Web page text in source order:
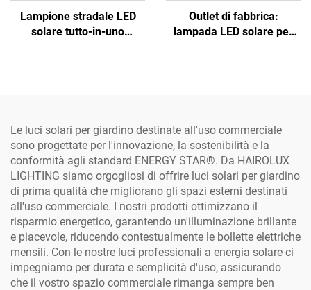
Lampione stradale LED
solare tutto-in-uno
Outlet di fabbrica:
lampada LED solare per
Le luci solari per giardino destinate all'uso commerciale
sono progettate per l'innovazione, la sostenibilità e la
conformità agli standard ENERGY STAR®. Da HAIROLUX
LIGHTING siamo orgogliosi di offrire luci solari per giardino
di prima qualità che migliorano gli spazi esterni destinati
all'uso commerciale. I nostri prodotti ottimizzano il
risparmio energetico, garantendo un'illuminazione brillante
e piacevole, riducendo contestualmente le bollette elettriche
mensili. Con le nostre luci professionali a energia solare ci
impegniamo per durata e semplicità d'uso, assicurando
che il vostro spazio commerciale rimanga sempre ben